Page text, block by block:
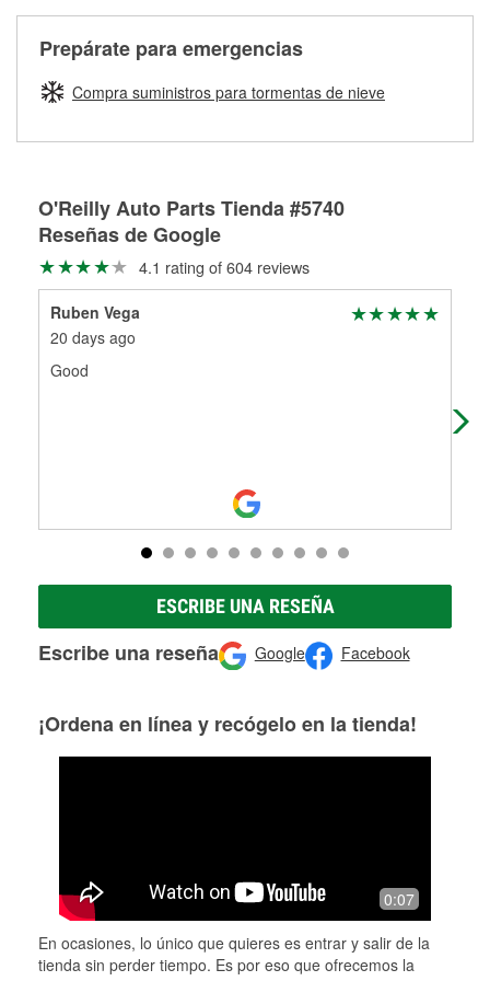
partes de reemplazo correctas para tu reparación.
Rectificación de tambores y discos de freno
Prepárate para emergencias
Compra suministros para tormentas de nieve
O'Reilly Auto Parts Tienda #5740
Reseñas de Google
4.1 rating of 604 reviews
Ruben Vega
20 days ago
Good
ESCRIBE UNA RESEÑA
Escribe una reseña Google Facebook
¡Ordena en línea y recógelo en la tienda!
0:07
En ocasiones, lo único que quieres es entrar y salir de la
tienda sin perder tiempo. Es por eso que ofrecemos la